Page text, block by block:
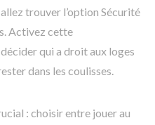
trouver l’option Sécurité
Activez cette
qui a droit aux loges
dans les coulisses.
: choisir entre jouer au